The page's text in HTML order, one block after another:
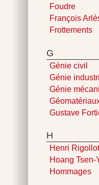
Foudre
François
Frottements
G
Génie civil
Génie
Génie
Gustave
H
Henri
Hoang Tsen-
Hommages